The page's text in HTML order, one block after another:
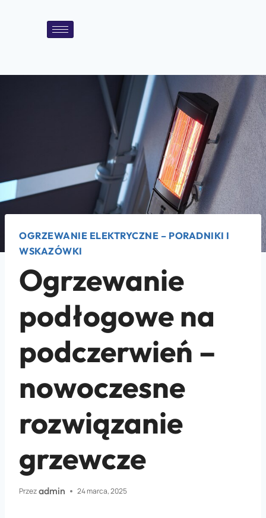
OGRZEWANIE ELEKTRYCZNE – PORADNIKI I
WSKAZÓWKI
Ogrzewanie
podłogowe na
podczerwień –
nowoczesne
rozwiązanie
grzewcze
Przezadmin 24 marca, 2025